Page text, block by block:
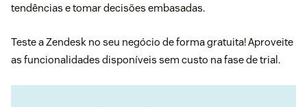
tendências e tomar decisões embasadas.
Teste a Zendesk no seu negócio de forma gratuita! Aproveite
as funcionalidades disponíveis sem custo na fase de trial.